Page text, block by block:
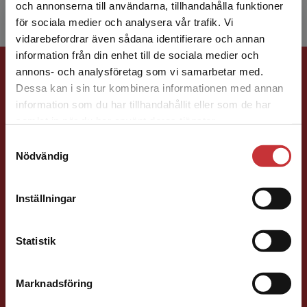
och annonserna till användarna, tillhandahålla funktioner
för sociala medier och analysera vår trafik. Vi
vidarebefordrar även sådana identifierare och annan
information från din enhet till de sociala medier och
annons- och analysföretag som vi samarbetar med.
Dessa kan i sin tur kombinera informationen med annan
information som du har tillhandahållit eller som de har
Nödvändig
Inställningar
Statistik
Marknadsföring
Begränsad fraktregion
Det verkar som att du besöker
studentlitteratur.se via en enhet utanför Sverige.
Vi erbjuder inte leveranser utanför Sverige. För
att kunna slutföra ett köp måste
Förlagskontakt